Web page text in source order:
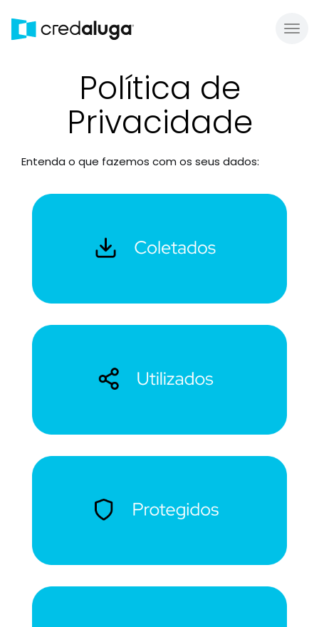
Política de
Privacidade
Entenda o que fazemos com os seus dados: